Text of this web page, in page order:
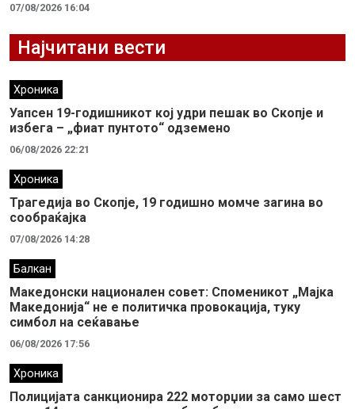
07/08/2026 16:04
Најчитани вести
Хроника
Уапсен 19-годишникот кој удри пешак во Скопје и
избега – „фиат пунтото“ одземено
06/08/2026 22:21
Хроника
Трагедија во Скопје, 19 годишно момче загина во
сообраќајка
07/08/2026 14:28
Балкан
Македонски национален совет: Споменикот „Мајка
Македонија“ не е политичка провокација, туку
симбол на сеќавање
06/08/2026 17:56
Хроника
Полицијата санкционира 222 моторџии за само шест